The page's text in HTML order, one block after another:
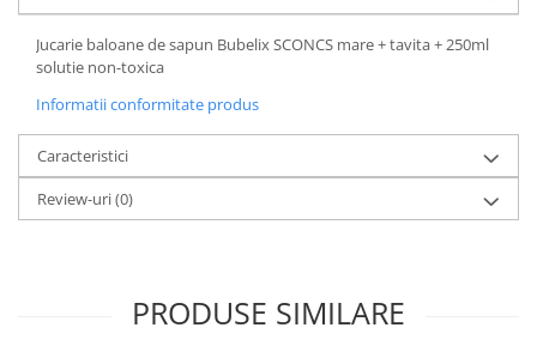
Jucarie baloane de sapun Bubelix SCONCS mare + tavita + 250ml
solutie non-toxica
Informatii conformitate produs
Caracteristici
Review-uri(0)
PRODUSE SIMILARE